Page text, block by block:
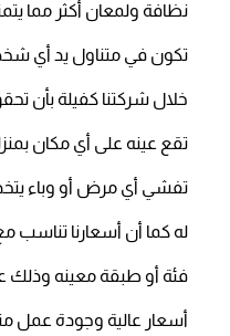
نظافة ولمعان أكثر مما
تكون في متناول يد أي
خلال شركتنا كفيلة بأن
تقع عينه على أي مكان
تفشي أي مرض أو وباء
له كما أن أسعارنا تناسب
فئة أو طبقة معينه
أسعار عالية وجودة عمل